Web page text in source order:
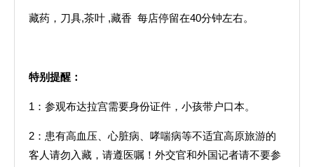
藏药，刀具,茶叶 ,藏香 每店停留在40分钟左右。
特别提醒：
1：参观布达拉宫需要身份证件，小孩带户口本。
2：患有高血压、心脏病、哮喘病等不适宜高原旅游的
客人请勿入藏，请遵医嘱！外交官和外国记者请不要参